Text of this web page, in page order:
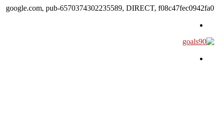
google.com, pub-6570374302235589, DIRECT, f08c47fec0942fa0